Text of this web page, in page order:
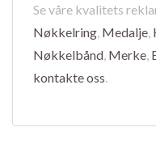
Se våre kvalitets
Nøkkelring, Medalje,
Nøkkelbånd, Merke,
kontakte oss.